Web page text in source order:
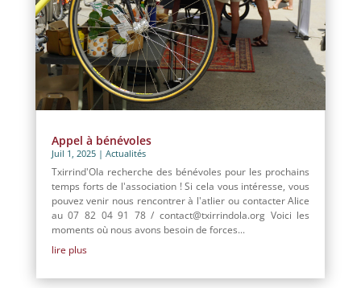
Appel à bénévoles
Juil 1, 2025| Actualités
Txirrind'Ola recherche des bénévoles pour les prochains
temps forts de l'association ! Si cela vous intéresse, vous
pouvez venir nous rencontrer à l'atlier ou contacter Alice
au 07 82 04 91 78 / contact@txirrindola.org Voici les
moments où nous avons besoin de forces...
lire plus